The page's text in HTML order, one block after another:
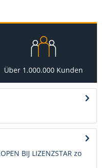
Über 1.000.000 Kunden
BIJ LIZENZSTAR zo